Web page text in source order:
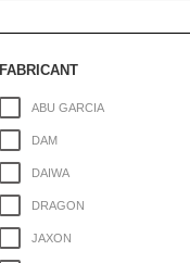
FABRICANT
ABU GARCIA
DAM
DAIWA
DRAGON
JAXON